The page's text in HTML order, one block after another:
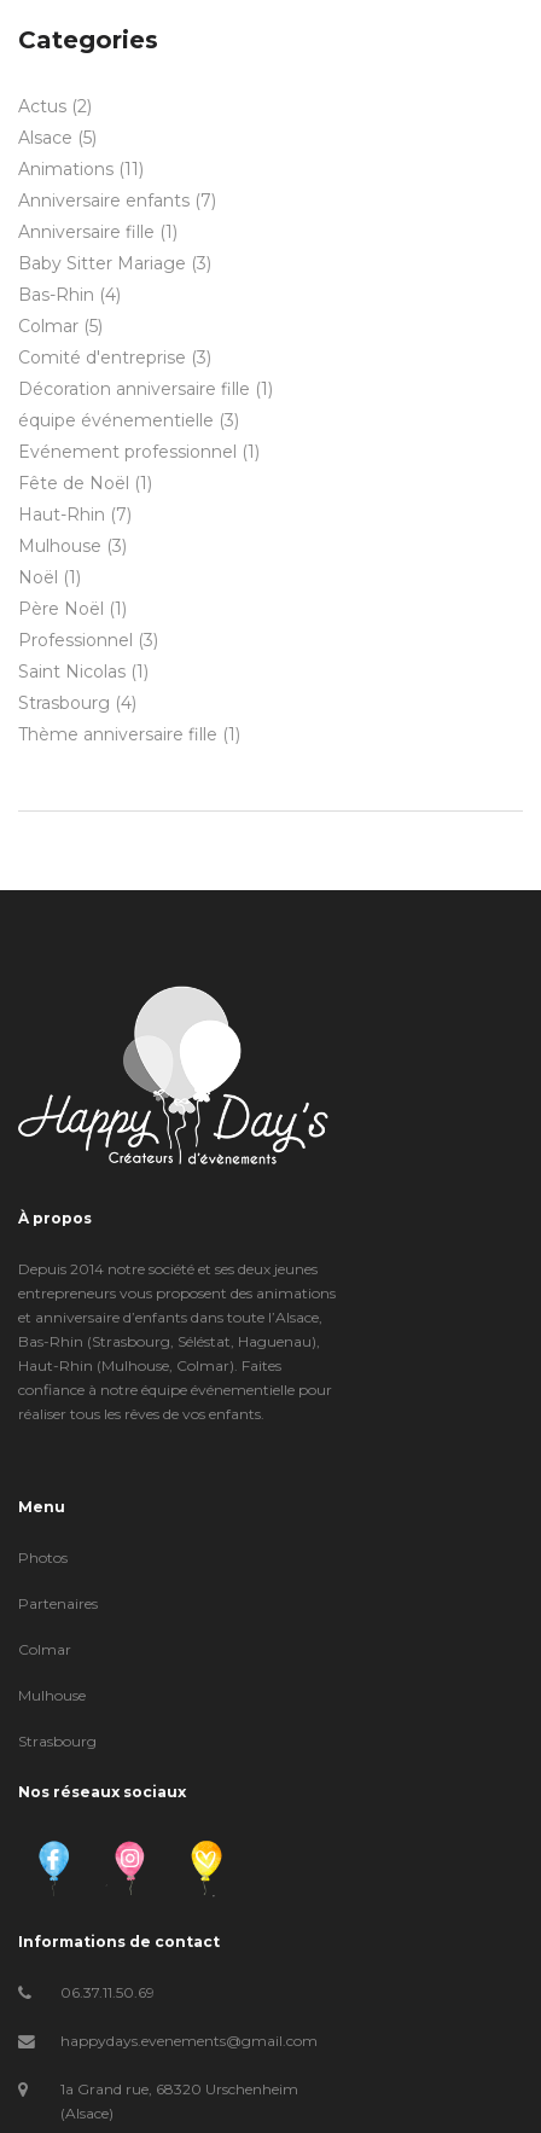
Categories
Actus (2)
Alsace (5)
Animations (11)
Anniversaire enfants (7)
Anniversaire fille (1)
Baby Sitter Mariage (3)
Bas-Rhin (4)
Colmar (5)
Comité d'entreprise (3)
Décoration anniversaire fille (1)
équipe événementielle (3)
Evénement professionnel (1)
Fête de Noël (1)
Haut-Rhin (7)
Mulhouse (3)
Noël (1)
Père Noël (1)
Professionnel (3)
Saint Nicolas (1)
Strasbourg (4)
Thème anniversaire fille (1)
À propos
Depuis 2014 notre société et ses deux jeunes
entrepreneurs vous proposent des animations
et anniversaire d’enfants dans toute l’Alsace,
Bas-Rhin (Strasbourg, Séléstat, Haguenau),
Haut-Rhin (Mulhouse, Colmar). Faites
confiance à notre équipe événementielle pour
réaliser tous les rêves de vos enfants.
Menu
Photos
Partenaires
Colmar
Mulhouse
Strasbourg
Nos réseaux sociaux
Informations de contact
06.37.11.50.69
happydays.evenements@gmail.com
1a Grand rue, 68320 Urschenheim
(Alsace)